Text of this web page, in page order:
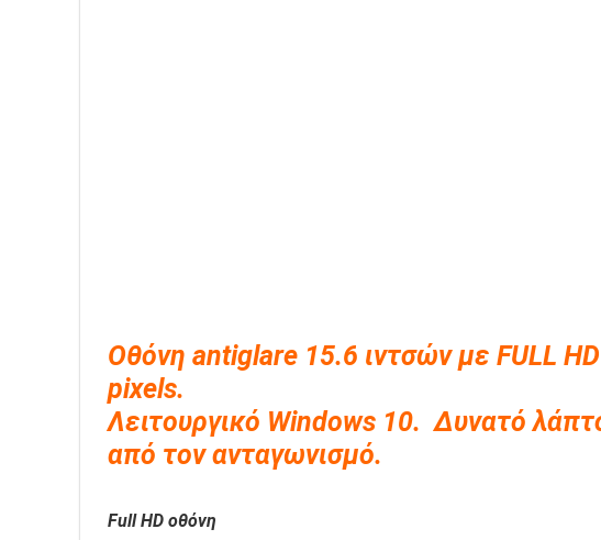
Οθόνη antiglare 15.6 ιντσών με FULL
pixels.
Λειτουργικό Windows 10. Δυνατό
από τον ανταγωνισμό.
Full HD οθόνη